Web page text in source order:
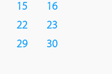
15
16
22
23
29 30